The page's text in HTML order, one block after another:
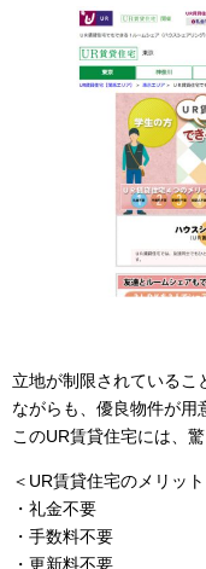
立地が制限されているこ
ながらも、優良物件が用
このUR賃貸住宅には、
＜UR賃貸住宅のメリット
・礼金不要
・手数料不要
・更新料不要